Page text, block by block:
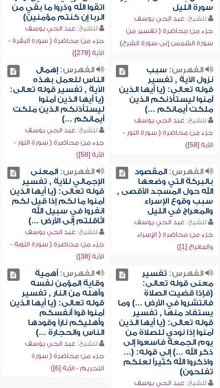
سورة الليل
للشيخ: عبد الحي يوسف
جزء من محاضرة ( تفسير من
سورة الشمس إلى سورة الشرح)
اتقوا الله وذروا ما بقي من
الربا إن كنتم مؤمنين)
للشيخ: عبد الحي يوسف
جزء من محاضرة ( سورة البقرة -
الآية [278])
الفهرس: سبب
نزول الآية , تفسير
قوله تعالى: (يا أيها الذين
آمنوا ليستأذنكم الذين
ملكت أيمانكم ...)
للشيخ: عبد الحي يوسف
جزء من محاضرة ( سورة النور -
الآية [58])
الفهرس:إهمال
الناس للعمل بهذه
الآية , تفسير قوله تعالى:
(يا أيها الذين آمنوا
ليستأذنكم الذين ملكت
أيمانكم ...)
للشيخ: عبد الحي يوسف
جزء من محاضرة ( سورة النور -
الآية [58])
الفهرس:المقصود
بالبركة التي وضعها
الله حول المسجد الأقصى ,
سبب وقوع الإسراء
والمعراج في الليل
للشيخ: عبد الحي يوسف
جزء من محاضرة ( الإسراء
والمعراج [1])
الفهرس:المعنى
الإجمالي للآية , تفسير
قوله تعالى: (يا أيها الذين
آمنوا ما لكم إذا قيل لكم
انفروا في سبيل الله
اثاقلتم إلى الأرض ...)
للشيخ: عبد الحي يوسف
جزء من محاضرة ( سورة التوبة -
الآية [38])
الفهرس: تفسير
معنى قوله تعالى:
(فإذا قضيت الصلاة
فانتشروا في الأرض ...) وما
يستفاد منها , تفسير
قوله تعالى: (يا أيها الذين
آمنوا إذا نودي للصلاة من
يوم الجمعة فاسعوا إلى
ذكر الله ...) إلى قوله: (...
واذكروا الله كثيراً لعلكم
تفلحون)
للشيخ: عبد الحي يوسف
الفهرس:أهمية
وقاية المؤمن نفسه
وأهله من النار , تفسير
قوله تعالى: (يا أيها الذين
آمنوا قوا أنفسكم
وأهليكم ناراً وقودها
الناس والحجارة ...)
للشيخ: عبد الحي يوسف
جزء من محاضرة ( سورة
التحريم - الآية [6])